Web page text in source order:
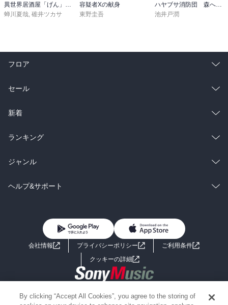
蝉川夏哉 碓井ツカサ
容疑者Xの献身
東野圭吾
池井戸潤
フロア
総合
ラノベ
雑誌・グラビア
BL・TL
セール
総合
ラノベ
雑誌・グラビア
BL・TL
新着
総合
ラノベ
雑誌・グラビア
ランキング
総合
ラノベ
ジャンル
コミック
ライトノベル 男子向けラノベ
小説
海外小説
ミステリー SF
ヘルプ&サポート
よくあるご質問 お問い合わせ
会社情報 プライバシーポリシー
ご利用条件
クッキーの詳細
Copyright 2017 - 2026 Sony Music Entertainment(Japan) Inc.
Information on the site is for the Japan domestic market only
By clicking “Accept All Cookies”, you agree to the storing of